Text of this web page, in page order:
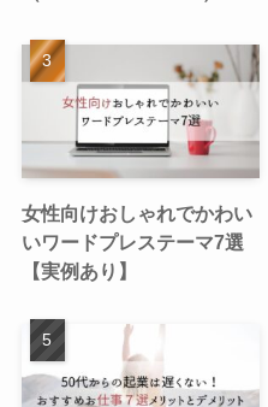
女性向けおしゃれでかわい
いワードプレステーマ7選
【実例あり】